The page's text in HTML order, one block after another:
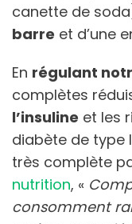
canette de
barre et d’une
En régulant
complètes
l’insuline et les
diabète de type
très complète
nutrition, «
consomment